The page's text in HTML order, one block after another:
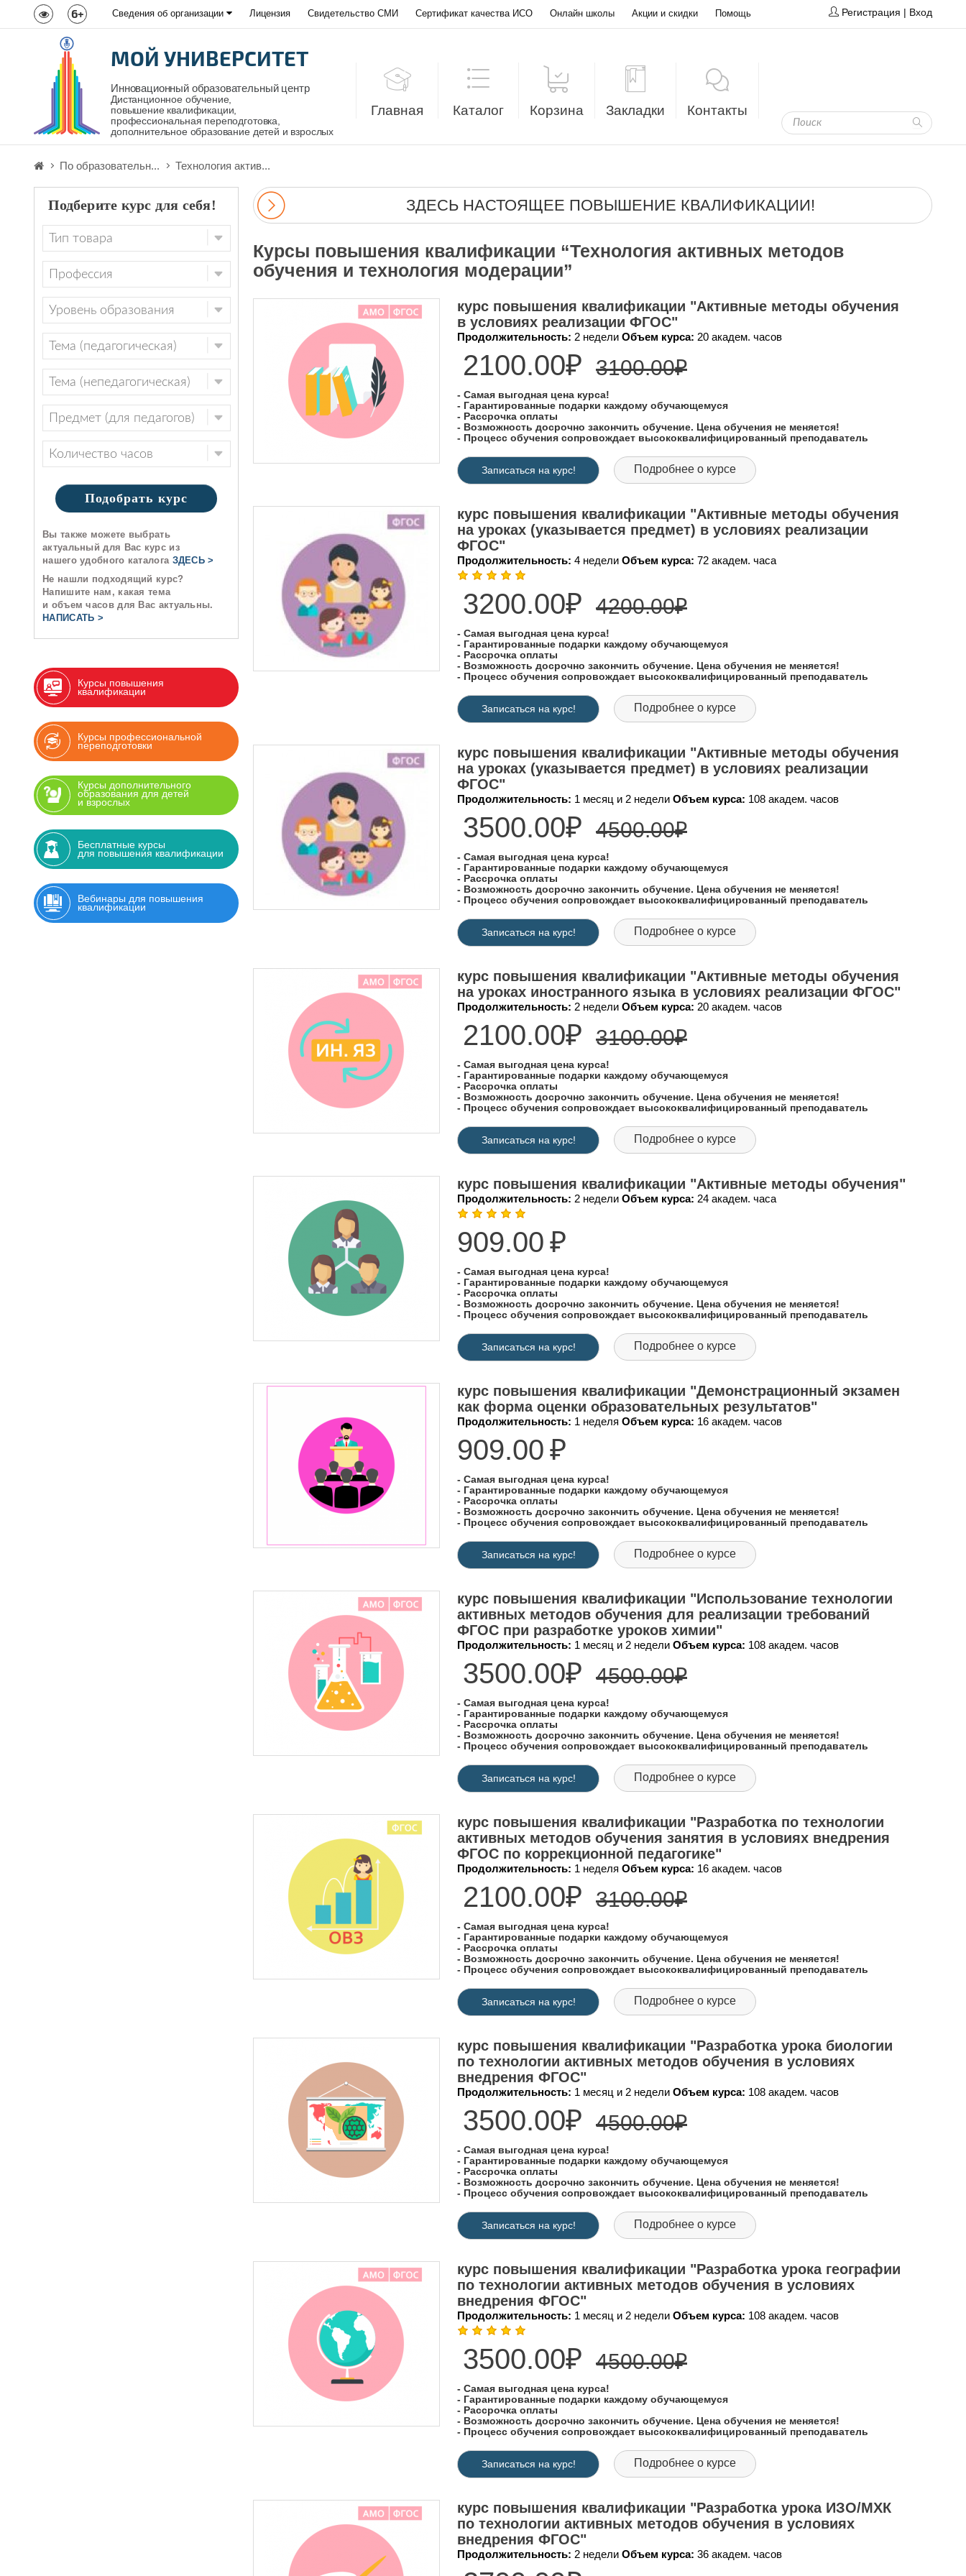
6+ Сведения об организации Лицензия Свидетельство СМИ Сертификат качества ИСО Онлайн школы Акции и скидки Помощь Регистрация | Вход
МОЙ УНИВЕРСИТЕТ
Инновационный образовательный центр
Дистанционное обучение,
повышение квалификации,
профессиональная переподготовка,
дополнительное образование детей и взрослых
Главная Каталог Корзина Закладки Контакты
По образовательн... Технология актив...
Подберите курс для себя!
Подобрать курс
Вы также можете выбрать
актуальный для Вас курс из
нашего удобного каталога ЗДЕСЬ >
Не нашли подходящий курс?
Напишите нам, какая тема
и объем часов для Вас актуальны.
НАПИСАТЬ >
Курсы повышения
квалификации
Курсы профессиональной
переподготовки
Курсы дополнительного
образования для детей
и взрослых
Бесплатные курсы
для повышения квалификации
Вебинары для повышения
квалификации
ЗДЕСЬ НАСТОЯЩЕЕ ПОВЫШЕНИЕ КВАЛИФИКАЦИИ!
Курсы повышения квалификации “Технология активных методов
обучения и технология модерации”
курс повышения квалификации "Активные методы обучения
в условиях реализации ФГОС"
Продолжительность: 2 недели Объем курса: 20 академ. часов
2100.00₽ 3100.00₽
- Самая выгодная цена курса!
- Гарантированные подарки каждому обучающемуся
- Рассрочка оплаты
- Возможность досрочно закончить обучение. Цена обучения не меняется!
- Процесс обучения сопровождает высококвалифицированный преподаватель
Записаться на курс! Подробнее о курсе
курс повышения квалификации "Активные методы обучения
на уроках (указывается предмет) в условиях реализации
ФГОС"
Продолжительность: 4 недели Объем курса: 72 академ. часа
3200.00₽ 4200.00₽
- Самая выгодная цена курса!
- Гарантированные подарки каждому обучающемуся
- Рассрочка оплаты
- Возможность досрочно закончить обучение. Цена обучения не меняется!
- Процесс обучения сопровождает высококвалифицированный преподаватель
Записаться на курс! Подробнее о курсе
курс повышения квалификации "Активные методы обучения
на уроках (указывается предмет) в условиях реализации
ФГОС"
Продолжительность: 1 месяц и 2 недели Объем курса: 108 академ. часов
3500.00₽ 4500.00₽
- Самая выгодная цена курса!
- Гарантированные подарки каждому обучающемуся
- Рассрочка оплаты
- Возможность досрочно закончить обучение. Цена обучения не меняется!
- Процесс обучения сопровождает высококвалифицированный преподаватель
Записаться на курс! Подробнее о курсе
курс повышения квалификации "Активные методы обучения
на уроках иностранного языка в условиях реализации ФГОС"
Продолжительность: 2 недели Объем курса: 20 академ. часов
2100.00₽ 3100.00₽
- Самая выгодная цена курса!
- Гарантированные подарки каждому обучающемуся
- Рассрочка оплаты
- Возможность досрочно закончить обучение. Цена обучения не меняется!
- Процесс обучения сопровождает высококвалифицированный преподаватель
Записаться на курс! Подробнее о курсе
курс повышения квалификации "Активные методы обучения"
Продолжительность: 2 недели Объем курса: 24 академ. часа
909.00 ₽
- Самая выгодная цена курса!
- Гарантированные подарки каждому обучающемуся
- Рассрочка оплаты
- Возможность досрочно закончить обучение. Цена обучения не меняется!
- Процесс обучения сопровождает высококвалифицированный преподаватель
Записаться на курс! Подробнее о курсе
курс повышения квалификации "Демонстрационный экзамен
как форма оценки образовательных результатов"
Продолжительность: 1 неделя Объем курса: 16 академ. часов
909.00 ₽
- Самая выгодная цена курса!
- Гарантированные подарки каждому обучающемуся
- Рассрочка оплаты
- Возможность досрочно закончить обучение. Цена обучения не меняется!
- Процесс обучения сопровождает высококвалифицированный преподаватель
Записаться на курс! Подробнее о курсе
курс повышения квалификации "Использование технологии
активных методов обучения для реализации требований
ФГОС при разработке уроков химии"
Продолжительность: 1 месяц и 2 недели Объем курса: 108 академ. часов
3500.00₽ 4500.00₽
- Самая выгодная цена курса!
- Гарантированные подарки каждому обучающемуся
- Рассрочка оплаты
- Возможность досрочно закончить обучение. Цена обучения не меняется!
- Процесс обучения сопровождает высококвалифицированный преподаватель
Записаться на курс! Подробнее о курсе
курс повышения квалификации "Разработка по технологии
активных методов обучения занятия в условиях внедрения
ФГОС по коррекционной педагогике"
Продолжительность: 1 неделя Объем курса: 16 академ. часов
2100.00₽ 3100.00₽
- Самая выгодная цена курса!
- Гарантированные подарки каждому обучающемуся
- Рассрочка оплаты
- Возможность досрочно закончить обучение. Цена обучения не меняется!
- Процесс обучения сопровождает высококвалифицированный преподаватель
Записаться на курс! Подробнее о курсе
курс повышения квалификации "Разработка урока биологии
по технологии активных методов обучения в условиях
внедрения ФГОС"
Продолжительность: 1 месяц и 2 недели Объем курса: 108 академ. часов
3500.00₽ 4500.00₽
- Самая выгодная цена курса!
- Гарантированные подарки каждому обучающемуся
- Рассрочка оплаты
- Возможность досрочно закончить обучение. Цена обучения не меняется!
- Процесс обучения сопровождает высококвалифицированный преподаватель
Записаться на курс! Подробнее о курсе
курс повышения квалификации "Разработка урока географии
по технологии активных методов обучения в условиях
внедрения ФГОС"
Продолжительность: 1 месяц и 2 недели Объем курса: 108 академ. часов
3500.00₽ 4500.00₽
- Самая выгодная цена курса!
- Гарантированные подарки каждому обучающемуся
- Рассрочка оплаты
- Возможность досрочно закончить обучение. Цена обучения не меняется!
- Процесс обучения сопровождает высококвалифицированный преподаватель
Записаться на курс! Подробнее о курсе
курс повышения квалификации "Разработка урока ИЗО/МХК
по технологии активных методов обучения в условиях
внедрения ФГОС"
Продолжительность: 2 недели Объем курса: 36 академ. часов